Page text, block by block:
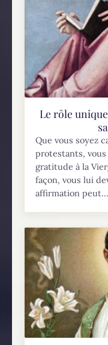
Le rôle
Que vous soyez
protestants,
gratitude à la
façon, vous lui
affirmation peut...